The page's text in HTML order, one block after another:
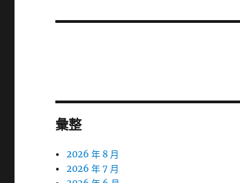
篇
彙整
2026 年 8 月
2026 年 7 月